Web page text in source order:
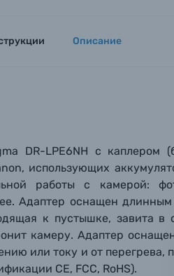
Имя и
Тема
Имя и
Тема
печати
фотоаппаратов
фото и видеокамер
Заказ
Вами с
Описание
DR-LPE6NH с каплером
использующих
работы с камерой:
Адаптер оснащен
к пустышке, завита в
камеру. Адаптер
или току и от перегрева,
CE, FCC, RoHS).
Имя и
Тема